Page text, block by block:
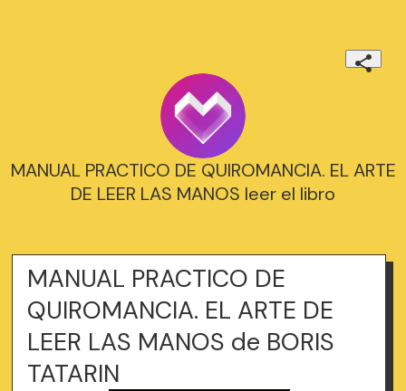
MANUAL PRACTICO DE QUIROMANCIA. EL ARTE
DE LEER LAS MANOS leer el libro
MANUAL PRACTICO DE
QUIROMANCIA. EL ARTE DE
LEER LAS MANOS de BORIS
TATARIN